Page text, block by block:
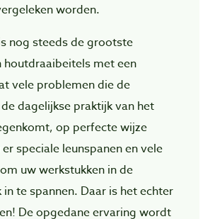
worden.
nog steeds de grootste
houtdraaibeitels met een
vele problemen die de
dagelijkse praktijk van het
op perfecte wijze
speciale leunspanen en vele
uw werkstukken in de
te spannen. Daar is het echter
De opgedane ervaring wordt